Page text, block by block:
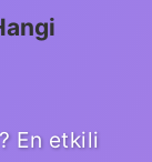
En etkili